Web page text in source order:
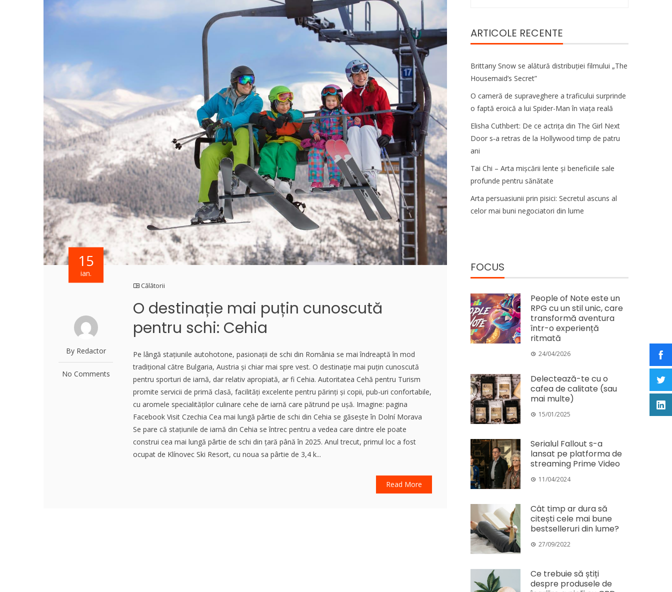
15
ian.
By Redactor
No Comments
Călătorii
O destinație mai puțin cunoscută
pentru schi: Cehia
Pe lângă stațiunile autohotone, pasionații de schi din România se mai îndreaptă în mod
tradițional către Bulgaria, Austria și chiar mai spre vest. O destinație mai puțin cunoscută
pentru sporturi de iarnă, dar relativ apropiată, ar fi Cehia. Autoritatea Cehă pentru Turism
promite servicii de primă clasă, facilități excelente pentru părinți și copii, pub-uri confortabile,
cu aromele specialităților culinare cehe de iarnă care pătrund pe ușă. Imagine: pagina
Facebook Visit Czechia Cea mai lungă pârtie de schi din Cehia se găsește în Dolní Morava
Se pare că stațiunile de iarnă din Cehia se întrec pentru a vedea care dintre ele poate
construi cea mai lungă pârtie de schi din țară până în 2025. Anul trecut, primul loc a fost
ocupat de Klínovec Ski Resort, cu noua sa pârtie de 3,4 k...
Read More
ARTICOLE RECENTE
Brittany Snow se alătură distribuției filmului „The
Housemaid’s Secret”
O cameră de supraveghere a traficului surprinde
o faptă eroică a lui Spider-Man în viața reală
Elisha Cuthbert: De ce actrița din The Girl Next
Door s‑a retras de la Hollywood timp de patru
ani
Tai Chi – Arta mișcării lente și beneficiile sale
profunde pentru sănătate
Arta persuasiunii prin pisici: Secretul ascuns al
celor mai buni negociatori din lume
FOCUS
People of Note este un
RPG cu un stil unic, care
transformă aventura
într-o experiență
ritmată
24/04/2026
Delectează-te cu o
cafea de calitate (sau
mai multe)
15/01/2025
Serialul Fallout s-a
lansat pe platforma de
streaming Prime Video
11/04/2024
Cât timp ar dura să
citești cele mai bune
bestselleruri din lume?
27/09/2022
Ce trebuie să știți
despre produsele de